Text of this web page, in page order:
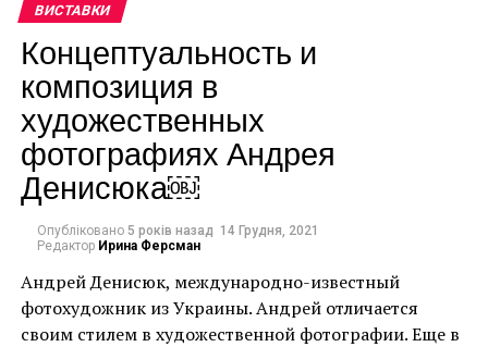
ВИСТАВКИ
Концептуальность и
композиция в
художественных
фотографиях Андрея
Денисюка￼
Опубліковано 5 років назад 14 Грудня, 2021
Редактор Ирина Ферсман
Андрей Денисюк, международно-известный
фотохудожник из Украины. Андрей отличается
своим стилем в художественной фотографии. Еще в